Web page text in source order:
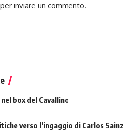
per inviare un commento.
box del Cavallino
verso l’ingaggio di Carlos Sainz